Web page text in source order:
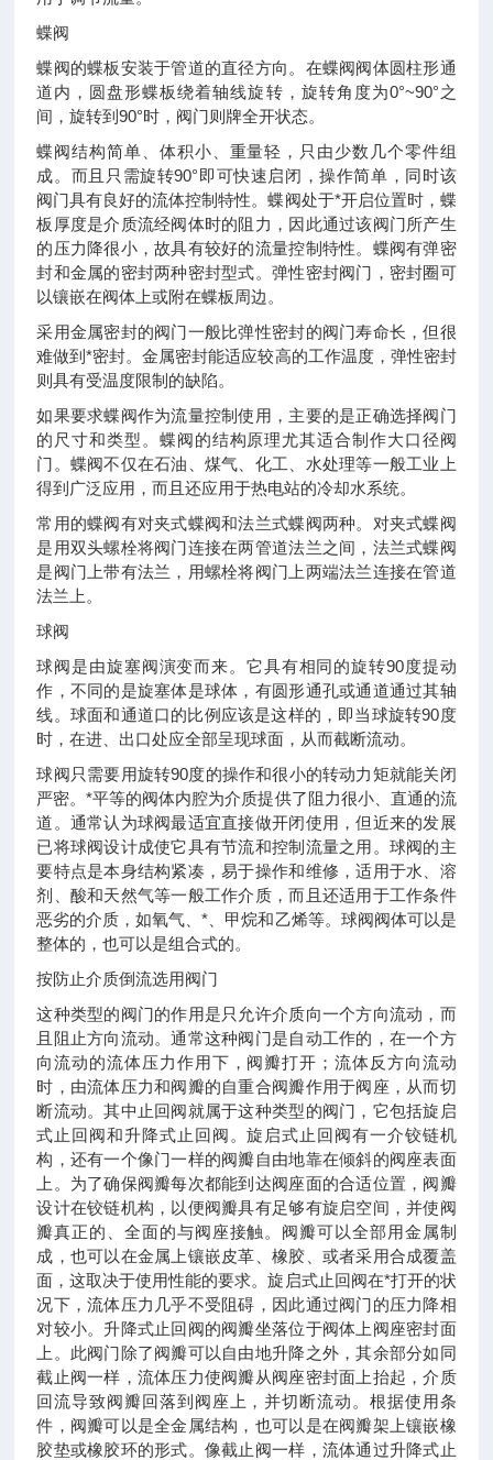
蝶阀
蝶阀的蝶板安装于管道的直径方向。在蝶阀阀体圆柱形通
道内，圆盘形蝶板绕着轴线旋转，旋转角度为0°~90°之
间，旋转到90°时，阀门则牌全开状态。
蝶阀结构简单、体积小、重量轻，只由少数几个零件组
成。而且只需旋转90°即可快速启闭，操作简单，同时该
阀门具有良好的流体控制特性。蝶阀处于*开启位置时，蝶
板厚度是介质流经阀体时的阻力，因此通过该阀门所产生
的压力降很小，故具有较好的流量控制特性。蝶阀有弹密
封和金属的密封两种密封型式。弹性密封阀门，密封圈可
以镶嵌在阀体上或附在蝶板周边。
采用金属密封的阀门一般比弹性密封的阀门寿命长，但很
难做到*密封。金属密封能适应较高的工作温度，弹性密封
则具有受温度限制的缺陷。
如果要求蝶阀作为流量控制使用，主要的是正确选择阀门
的尺寸和类型。蝶阀的结构原理尤其适合制作大口径阀
门。蝶阀不仅在石油、煤气、化工、水处理等一般工业上
得到广泛应用，而且还应用于热电站的冷却水系统。
常用的蝶阀有对夹式蝶阀和法兰式蝶阀两种。对夹式蝶阀
是用双头螺栓将阀门连接在两管道法兰之间，法兰式蝶阀
是阀门上带有法兰，用螺栓将阀门上两端法兰连接在管道
法兰上。
球阀
球阀是由旋塞阀演变而来。它具有相同的旋转90度提动
作，不同的是旋塞体是球体，有圆形通孔或通道通过其轴
线。球面和通道口的比例应该是这样的，即当球旋转90度
时，在进、出口处应全部呈现球面，从而截断流动。
球阀只需要用旋转90度的操作和很小的转动力矩就能关闭
严密。*平等的阀体内腔为介质提供了阻力很小、直通的流
道。通常认为球阀最适宜直接做开闭使用，但近来的发展
已将球阀设计成使它具有节流和控制流量之用。球阀的主
要特点是本身结构紧凑，易于操作和维修，适用于水、溶
剂、酸和天然气等一般工作介质，而且还适用于工作条件
恶劣的介质，如氧气、*、甲烷和乙烯等。球阀阀体可以是
整体的，也可以是组合式的。
按防止介质倒流选用阀门
这种类型的阀门的作用是只允许介质向一个方向流动，而
且阻止方向流动。通常这种阀门是自动工作的，在一个方
向流动的流体压力作用下，阀瓣打开；流体反方向流动
时，由流体压力和阀瓣的自重合阀瓣作用于阀座，从而切
断流动。其中止回阀就属于这种类型的阀门，它包括旋启
式止回阀和升降式止回阀。旋启式止回阀有一介铰链机
构，还有一个像门一样的阀瓣自由地靠在倾斜的阀座表面
上。为了确保阀瓣每次都能到达阀座面的合适位置，阀瓣
设计在铰链机构，以便阀瓣具有足够有旋启空间，并使阀
瓣真正的、全面的与阀座接触。阀瓣可以全部用金属制
成，也可以在金属上镶嵌皮革、橡胶、或者采用合成覆盖
面，这取决于使用性能的要求。旋启式止回阀在*打开的状
况下，流体压力几乎不受阻碍，因此通过阀门的压力降相
对较小。升降式止回阀的阀瓣坐落位于阀体上阀座密封面
上。此阀门除了阀瓣可以自由地升降之外，其余部分如同
截止阀一样，流体压力使阀瓣从阀座密封面上抬起，介质
回流导致阀瓣回落到阀座上，并切断流动。根据使用条
件，阀瓣可以是全金属结构，也可以是在阀瓣架上镶嵌橡
胶垫或橡胶环的形式。像截止阀一样，流体通过升降式止